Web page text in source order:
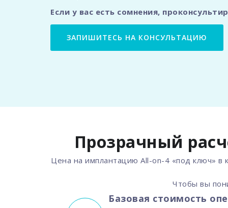
Если у вас есть сомнения,
ЗАПИШИТЕСЬ НА КОНСУЛЬТАЦИЮ
Прозрачный
Цена на имплантацию All-on-4 «под ключ» в
Чтобы вы
Базовая стоимость